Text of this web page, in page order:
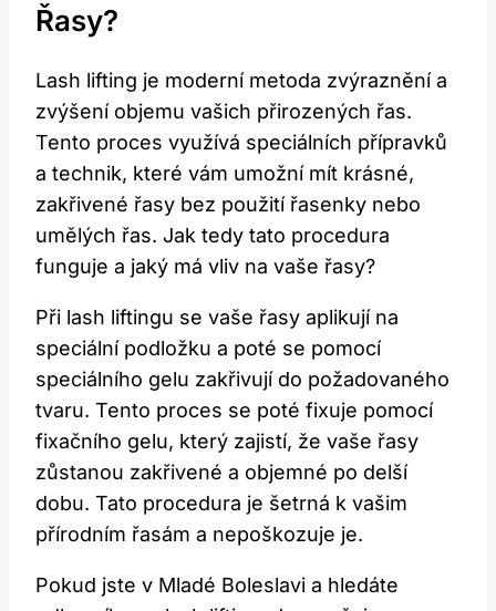
Řasy?
Lash lifting ⁤je moderní ⁣metoda zvýraznění ⁢a
zvýšení objemu ​vašich přirozených řas.
Tento proces využívá speciálních přípravků
a technik, které vám umožní mít krásné,
zakřivené řasy bez použití ⁤řasenky nebo
umělých řas. Jak tedy tato procedura
⁣funguje a jaký má‌ vliv na vaše řasy?
Při lash liftingu se ⁣vaše řasy aplikují ⁤na
speciální podložku a poté se pomocí
speciálního⁤ gelu zakřivují ⁣do požadovaného
tvaru. Tento‍ proces se poté fixuje pomocí
fixačního gelu, který zajistí, že ⁢vaše řasy
zůstanou zakřivené a objemné po delší
dobu. Tato procedura je šetrná k vašim
přírodním řasám a nepoškozuje je.
Pokud jste v Mladé Boleslavi a‌ hledáte